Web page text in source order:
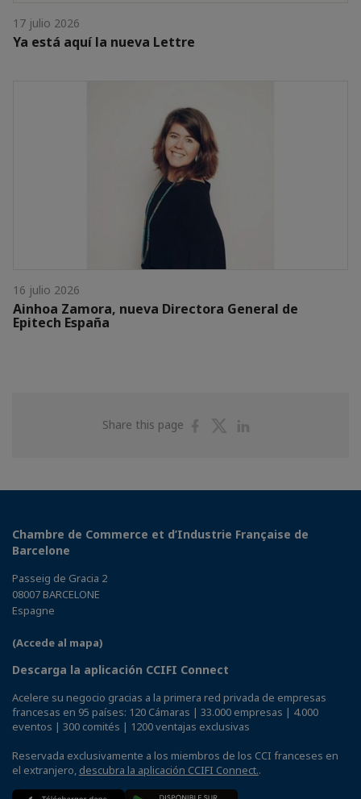
17 julio 2026
Ya está aquí la nueva Lettre
16 julio 2026
Ainhoa Zamora, nueva Directora General de
Epitech España
Share this page
ShareShare
Chambre de Commerce et d’Industrie Française de
Barcelone
Passeig de Gracia 2
08007 BARCELONE
Espagne
(Accede al mapa)
Descarga la aplicación CCIFI Connect
Acelere su negocio gracias a la primera red privada de empresas
francesas en 95 países: 120 Cámaras | 33.000 empresas | 4.000
eventos | 300 comités | 1200 ventajas exclusivas
Reservada exclusivamente a los miembros de los CCI franceses en
el extranjero, descubra la aplicación CCIFI Connect..